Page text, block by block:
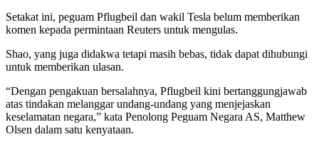
Setakat ini, peguam Pflugbeil dan wakil Tesla belum memberikan
komen kepada permintaan Reuters untuk mengulas.
Shao, yang juga didakwa tetapi masih bebas, tidak dapat dihubungi
untuk memberikan ulasan.
“Dengan pengakuan bersalahnya, Pflugbeil kini bertanggungjawab
atas tindakan melanggar undang-undang yang menjejaskan
keselamatan negara,” kata Penolong Peguam Negara AS, Matthew
Olsen dalam satu kenyataan.